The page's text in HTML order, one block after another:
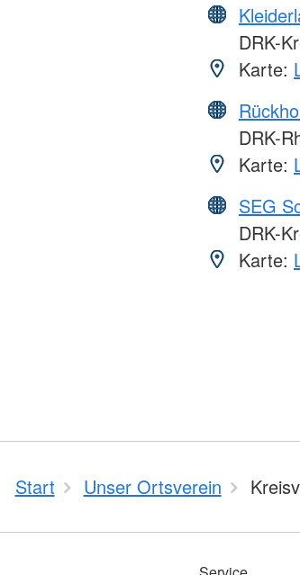
DRK-
Karte:
DRK-
Karte:
SEG
DRK-
Karte:
Start Unser Ortsverein